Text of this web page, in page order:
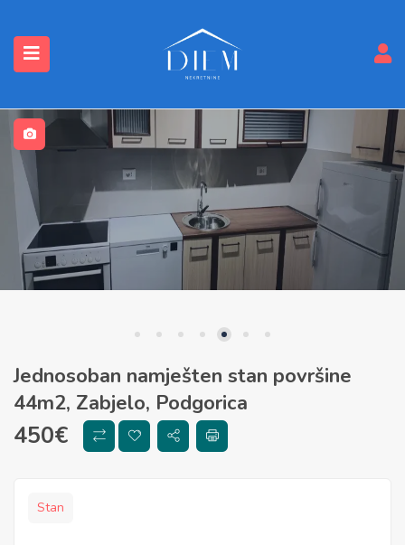
(Nekretnine)
Jednosoban namješten stan površine
44m2, Zabjelo, Podgorica
450€
Stan